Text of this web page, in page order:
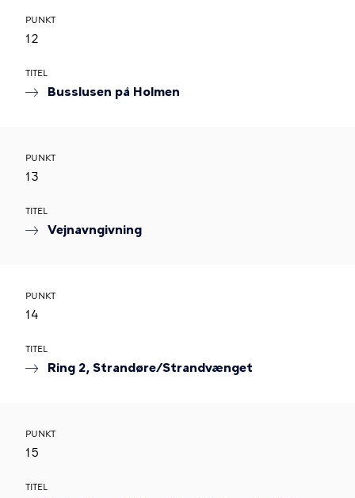
PUNKT
12
TITEL
Busslusen på Holmen
PUNKT
13
TITEL
Vejnavngivning
PUNKT
14
TITEL
Ring 2, Strandøre/Strandvænget
PUNKT
15
TITEL